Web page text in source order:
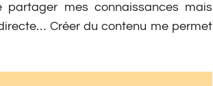
partager mes connaissances mais
Créer du contenu me permet